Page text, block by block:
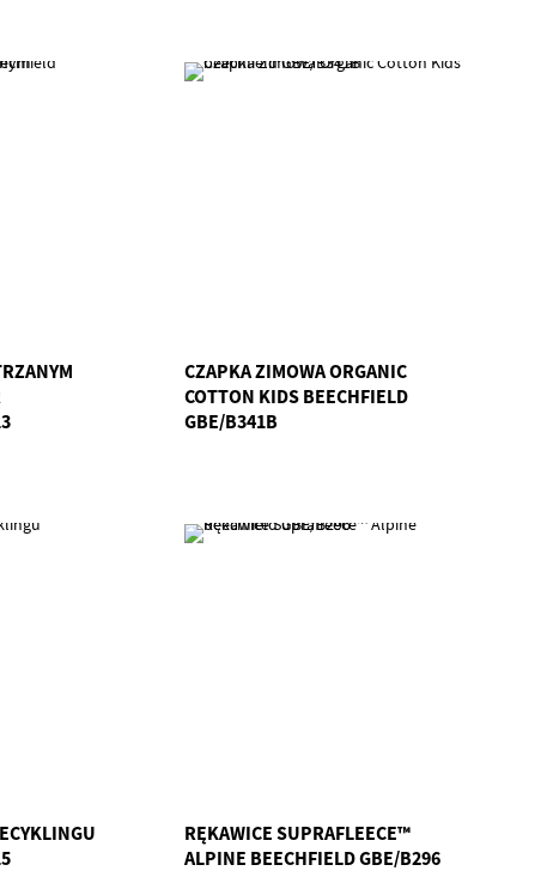
CZAPKA ZIMOWA ORGANIC
COTTON KIDS BEECHFIELD
GBE/B341B
RĘKAWICE SUPRAFLEECE™
ALPINE BEECHFIELD GBE/B296